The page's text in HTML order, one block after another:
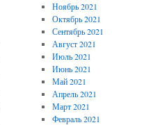
Ноябрь 2021
Октябрь 2021
Сентябрь 2021
Август 2021
Июль 2021
Июнь 2021
Май 2021
Апрель 2021
Март 2021
Февраль 2021